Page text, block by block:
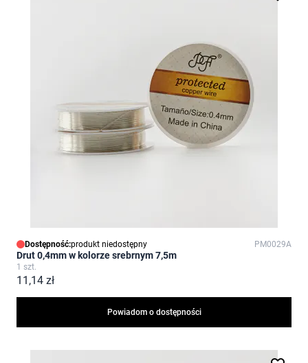
Dostępność:produkt niedostępny PM0029A
Drut 0,4mm w kolorze srebrnym 7,5m
1 szt.
11,14 zł
Powiadom o dostępności